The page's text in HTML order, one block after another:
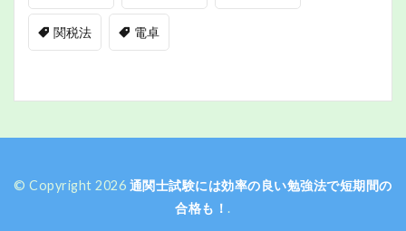
関税法 電卓
© Copyright 2026 通関士試験には効率の良い勉強法で短期間の
合格も！.